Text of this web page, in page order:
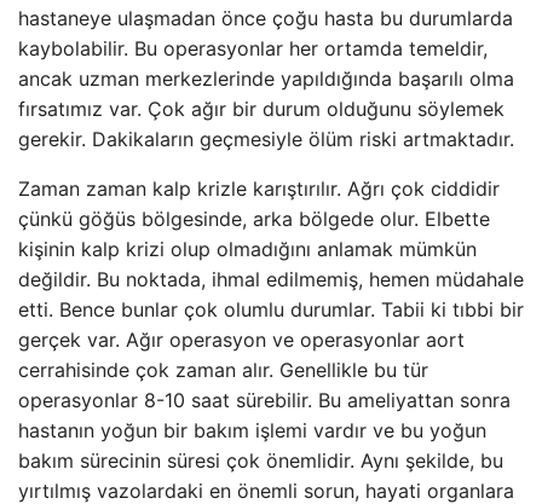
hastaneye ulaşmadan önce çoğu hasta bu durumlarda
kaybolabilir. Bu operasyonlar her ortamda temeldir,
ancak uzman merkezlerinde yapıldığında başarılı olma
fırsatımız var. Çok ağır bir durum olduğunu söylemek
gerekir. Dakikaların geçmesiyle ölüm riski artmaktadır.
Zaman zaman kalp krizle karıştırılır. Ağrı çok ciddidir
çünkü göğüs bölgesinde, arka bölgede olur. Elbette
kişinin kalp krizi olup olmadığını anlamak mümkün
değildir. Bu noktada, ihmal edilmemiş, hemen müdahale
etti. Bence bunlar çok olumlu durumlar. Tabii ki tıbbi bir
gerçek var. Ağır operasyon ve operasyonlar aort
cerrahisinde çok zaman alır. Genellikle bu tür
operasyonlar 8-10 saat sürebilir. Bu ameliyattan sonra
hastanın yoğun bir bakım işlemi vardır ve bu yoğun
bakım sürecinin süresi çok önemlidir. Aynı şekilde, bu
yırtılmış vazolardaki en önemli sorun, hayati organlara